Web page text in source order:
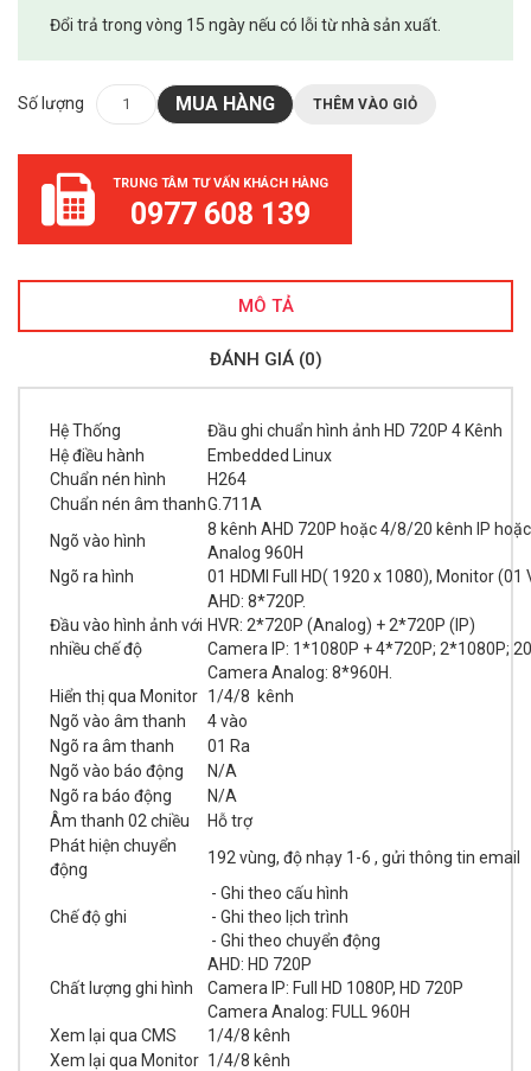
Đổi trả trong vòng 15 ngày nếu có lỗi từ nhà sản xuất.
Số lượng MUA HÀNG THÊM VÀO GIỎ
TRUNG TÂM TƯ VẤN KHÁCH HÀNG
0977 608 139
MÔ TẢ
ĐÁNH GIÁ (0)
Hệ Thống
Đầu ghi chuẩn hình ảnh HD 720P 4 Kênh
Hệ điều hành
Embedded Linux
Chuẩn nén hình
H264
Chuẩn nén âm thanhG.711A
Ngõ vào hình
8 kênh AHD 720P hoặc 4/8/20 kênh IP
Analog 960H
Ngõ ra hình
01 HDMI Full HD( 1920 x 1080), Monitor (01
Đầu vào hình ảnh với
nhiều chế độ
AHD: 8*720P.
HVR: 2*720P (Analog) + 2*720P (IP)
Camera IP: 1*1080P + 4*720P; 2*1080P;
Camera Analog: 8*960H.
Hiển thị qua Monitor 1/4/8 kênh
Ngõ vào âm thanh
4 vào
Ngõ ra âm thanh
01 Ra
Ngõ vào báo động
N/A
Ngõ ra báo động
N/A
Âm thanh 02 chiều
Hỗ trợ
Phát hiện chuyển
động
192 vùng, độ nhạy 1-6 , gửi thông tin email
Chế độ ghi
- Ghi theo cấu hình
- Ghi theo lịch trình
- Ghi theo chuyển động
Chất lượng ghi hình
AHD: HD 720P
Camera IP: Full HD 1080P, HD 720P
Camera Analog: FULL 960H
Xem lại qua CMS
1/4/8 kênh
Xem lại qua Monitor 1/4/8 kênh